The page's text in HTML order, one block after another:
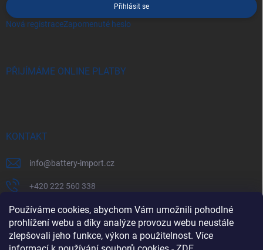
Používáme cookies, abychom Vám umožnili pohodlné
prohlížení webu a díky analýze provozu webu neustále
zlepšovali jeho funkce, výkon a použitelnost. Více
Přihlásit se
Nová registraceZapomenuté heslo
PŘIJÍMÁME ONLINE PLATBY
KONTAKT
info@battery-import.cz
+420 222 560 338
+420 774 969 705